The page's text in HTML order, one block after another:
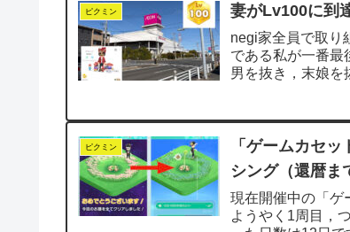
ピクミン 妻がLv100に到
negi家全員で取り
である私が一番最
男を抜き，末娘を
ピクミン
「ゲームカセ
シング（還暦ま
現在開催中の「ゲ
ようやく1周目，